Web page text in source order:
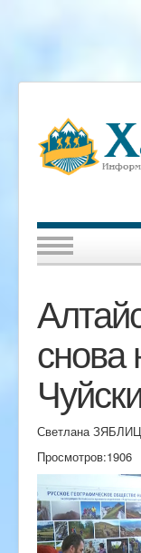
снова
Светлана
Просмотров:1906